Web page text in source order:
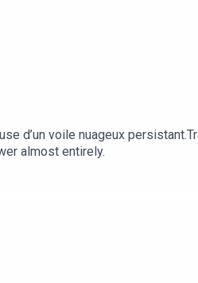
d’un voile nuageux
almost entirely.